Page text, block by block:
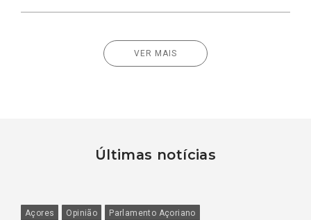
VER MAIS
Últimas notícias
Açores Opinião Parlamento Açoriano